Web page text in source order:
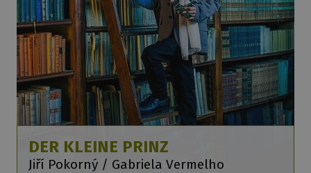
DER KLEINE PRINZ
Jiří Pokorný / Gabriela Vermelho